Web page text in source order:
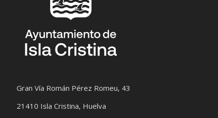
Gran Vía Román Pérez Romeu, 43
21410 Isla Cristina, Huelva